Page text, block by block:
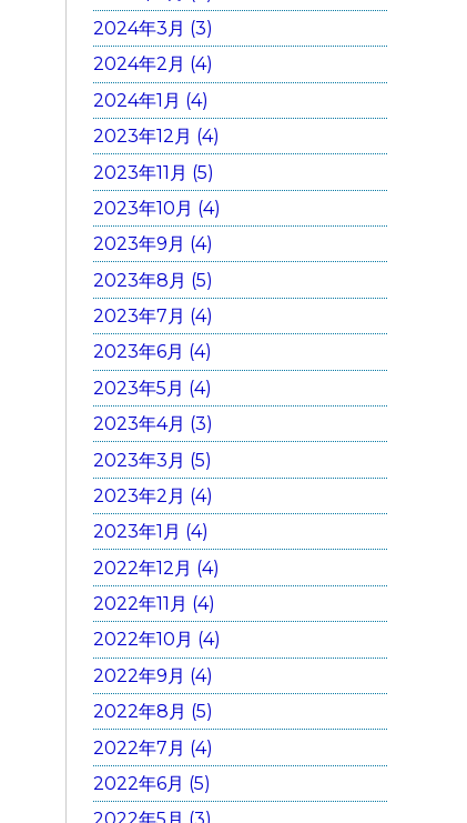
2024年3月 (3)
2024年2月 (4)
2024年1月 (4)
2023年12月 (4)
2023年11月 (5)
2023年10月 (4)
2023年9月 (4)
2023年8月 (5)
2023年7月 (4)
2023年6月 (4)
2023年5月 (4)
2023年4月 (3)
2023年3月 (5)
2023年2月 (4)
2023年1月 (4)
2022年12月 (4)
2022年11月 (4)
2022年10月 (4)
2022年9月 (4)
2022年8月 (5)
2022年7月 (4)
2022年6月 (5)